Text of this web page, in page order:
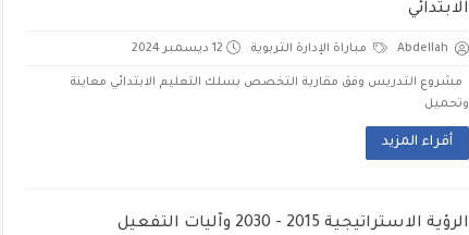
الابتدائي
Abdellah مباراة الإدارة التربوية 12 ديسمبر 2024
مشروع التدريس وفق مقاربة التخصص بسلك التعليم الابتدائي معاينة
وتحميل
أقراء المزيد
الرؤية الاستراتيجية 2015 - 2030 وآليات التفعيل